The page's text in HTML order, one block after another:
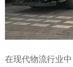
在现代物流行业